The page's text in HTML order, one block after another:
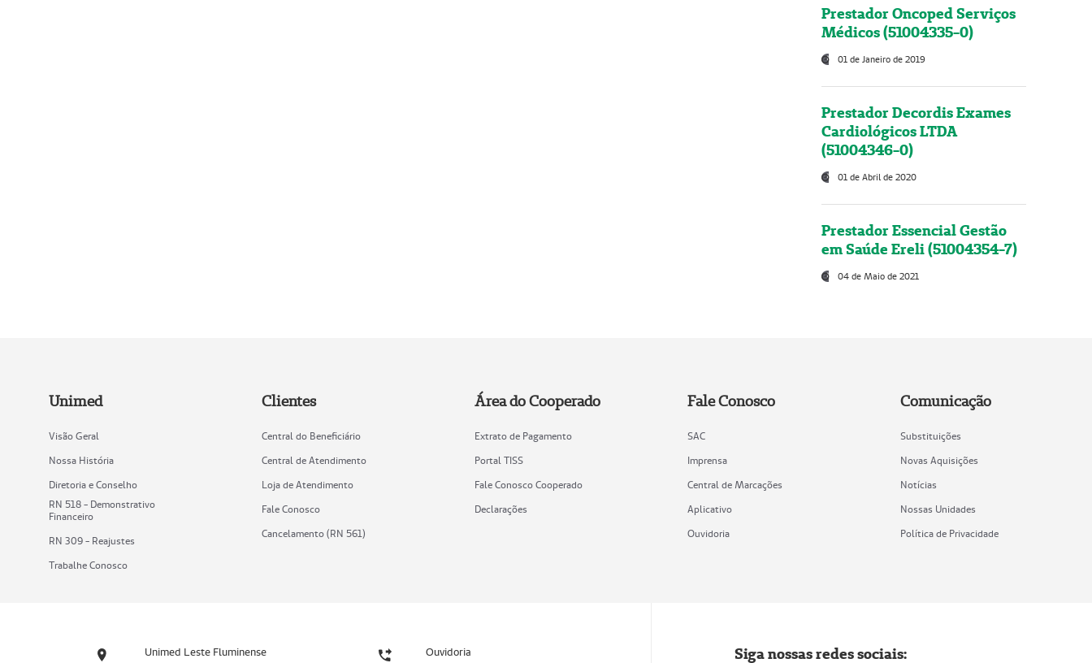
Prestador Oncoped Serviços
Médicos (51004335-0)
01 de Janeiro de 2019
Prestador Decordis Exames
Cardiológicos LTDA
(51004346-0)
01 de Abril de 2020
Prestador Essencial Gestão
em Saúde Ereli (51004354-7)
04 de Maio de 2021
Unimed
Visão Geral
Nossa História
Diretoria e Conselho
RN 518 - Demonstrativo
Financeiro
RN 309 - Reajustes
Trabalhe Conosco
Clientes
Central do Beneficiário
Central de Atendimento
Loja de Atendimento
Fale Conosco
Cancelamento (RN 561)
Área do Cooperado
Extrato de Pagamento
Portal TISS
Fale Conosco Cooperado
Declarações
Fale Conosco
SAC
Imprensa
Central de Marcações
Aplicativo
Ouvidoria
Comunicação
Substituições
Novas Aquisições
Notícias
Nossas Unidades
Política de Privacidade
Unimed Leste Fluminense Ouvidoria Siga nossas redes sociais: